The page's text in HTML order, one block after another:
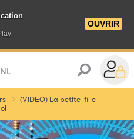
OUVRIR
NL
(VIDEO) La petite-fille